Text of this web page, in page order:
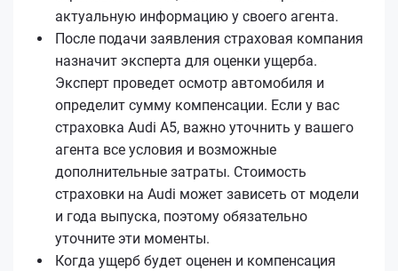
актуальную информацию у своего агента.
После подачи заявления страховая компания
назначит эксперта для оценки ущерба.
Эксперт проведет осмотр автомобиля и
определит сумму компенсации. Если у вас
страховка Audi A5, важно уточнить у вашего
агента все условия и возможные
дополнительные затраты. Стоимость
страховки на Audi может зависеть от модели
и года выпуска, поэтому обязательно
уточните эти моменты.
Когда ущерб будет оценен и компенсация